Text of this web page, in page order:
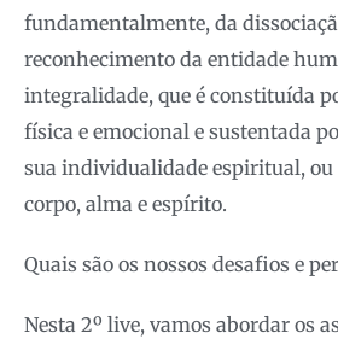
fundamentalmente, da
reconhecimento da entidade
integralidade, que é constituída
física e emocional e sustentada
sua individualidade espiritual, ou
corpo, alma e espírito.
Quais são os nossos desafios e
Nesta 2º live, vamos abordar os